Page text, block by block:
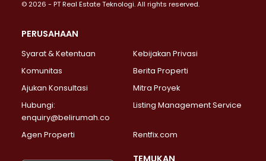
Properti Dijual di Jakarta Selatan >
Properti Dijual di Lebak Bulus >
Properti Dijual di Gandaria Selatan >
Properti Dijual di Pondok Labu >
Properti Dijual di Lenteng Agung >
Properti Dijual di Senayan >
Properti Dijual di Pondok Pinang >
Properti Dijual di Kebayoran Lama >
© 2026 - PT Real Estate Teknologi. All rights reserved.
PERUSAHAAN
Syarat & Ketentuan
Kebijakan Privasi
Komunitas
Berita Properti
Ajukan Konsultasi
Mitra Proyek
Hubungi:
enquiry@belirumah.co
Listing Management Service
Agen Properti Rentfix.com
TEMUKAN